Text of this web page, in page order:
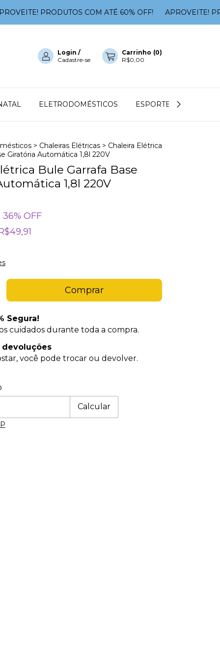
PRODUTOS COM ATÉ 60% OFF! APROVEITE!
Login /
Cadastre-se
Carrinho (0)
R$0,00
ELETRODOMÉSTICOS ESPORTES E FITENESS
> Chaleiras Elétricas > Chaleira Elétrica
Giratória Automática 1,8l 220V
Bule Garrafa Base
1,8l 220V
36% OFF
Segura!
cuidados durante toda a compra.
devoluções
você pode trocar ou devolver.
Calcular